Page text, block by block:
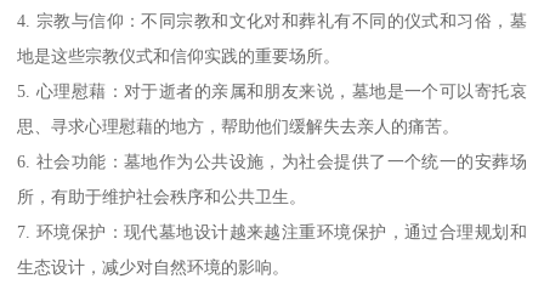
4. 宗教与信仰：不同宗教和文化对和葬礼有不同的仪式和习俗，墓
地是这些宗教仪式和信仰实践的重要场所。
5. 心理慰藉：对于逝者的亲属和朋友来说，墓地是一个可以寄托哀
思、寻求心理慰藉的地方，帮助他们缓解失去亲人的痛苦。
6. 社会功能：墓地作为公共设施，为社会提供了一个统一的安葬场
所，有助于维护社会秩序和公共卫生。
7. 环境保护：现代墓地设计越来越注重环境保护，通过合理规划和
生态设计，减少对自然环境的影响。